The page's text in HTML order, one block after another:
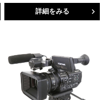
詳細をみる